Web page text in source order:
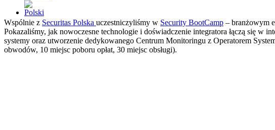
Wspólnie z Securitas Polska uczestniczyliśmy w Security BootCamp – branżowym
Pokazaliśmy, jak nowoczesne technologie i doświadczenie integratora łączą się w
systemy oraz utworzenie dedykowanego Centrum Monitoringu z Operatorem
obwodów, 10 miejsc poboru opłat, 30 miejsc obsługi).